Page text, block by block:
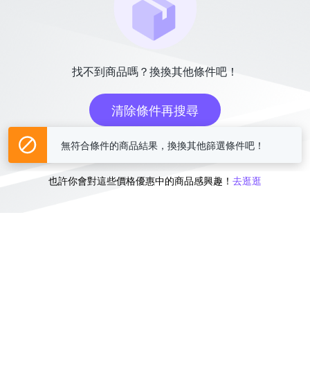
找不到商品嗎？換換其他條件吧！
清除條件再搜尋
或
也許你會對這些價格優惠中的商品感興趣！ 去逛逛
無符合條件的商品結果，換換其他篩選條件吧！